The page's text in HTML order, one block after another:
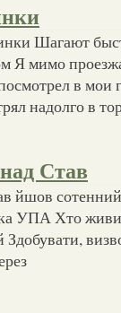
Шагают
Я мимо
в мои
надолго в
Став
йшов
УПА Хто
Здобувати,